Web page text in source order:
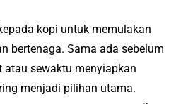
kopi untuk memulakan
bertenaga. Sama ada sebelum
atau sewaktu menyiapkan
menjadi pilihan utama.